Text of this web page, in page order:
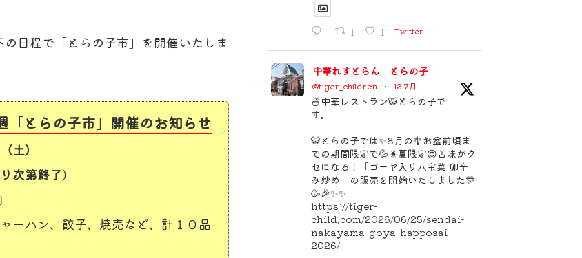
日程で「とらの子市」を開催いたしま
「とらの子市」開催のお知らせ
土）
次第終了）
ーハン、餃子、焼売など、計１０品
1 1 Twitter
中華れすとらん とらの子
@tiger_children · 13 7月
🍜中華レストラン🐯とらの子で
す。
🐯とらの子では✨8月の🎐お盆前頃ま
での期間限定で💦☀️夏限定😍苦味がク
セになる！「ゴーヤ入り八宝菜 卵辛
み炒め」の販売を開始いたしました🎊
🥳🎉✨✨
https://tiger-
child.com/2026/06/25/sendai-
nakayama-goya-happosai-
2026/